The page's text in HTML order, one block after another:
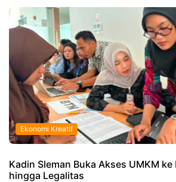
Ekonomi Kreatif
Kadin Sleman Buka Akses UMKM
hingga Legalitas